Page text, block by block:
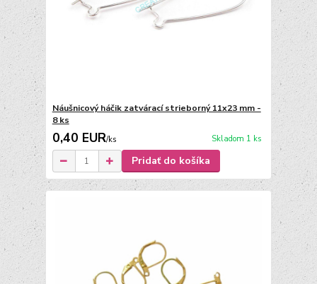
Náušnicový háčik zatvárací strieborný 11x23 mm -
8 ks
0,40 EUR/ks Skladom 1 ks
Pridať do košíka